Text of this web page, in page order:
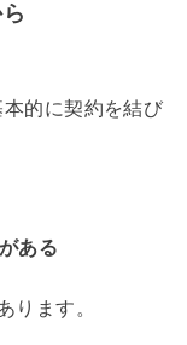
的に契約を結び
ある
ります。